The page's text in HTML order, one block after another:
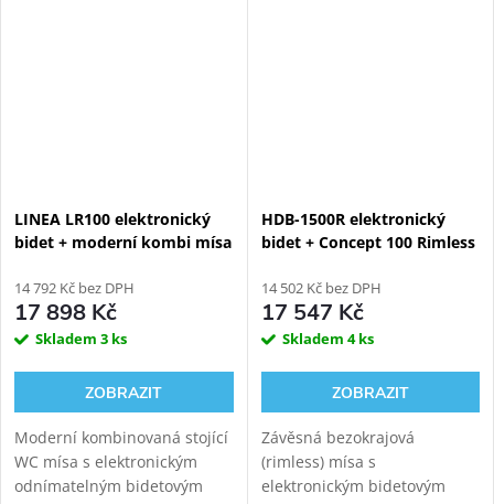
LINEA LR100 elektronický
bidet + moderní kombi mísa
14 792 Kč bez DPH
17 898 Kč
Skladem 3 ks
ZOBRAZIT
Moderní kombinovaná stojící
WC mísa s elektronickým
odnímatelným bidetovým
HDB-1500R elektronický
bidet + Concept 100 Rimless
14 502 Kč bez DPH
17 547 Kč
Skladem 4 ks
ZOBRAZIT
Závěsná bezokrajová
(rimless) mísa s
elektronickým bidetovým